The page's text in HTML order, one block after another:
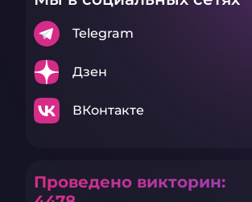
Telegram
Дзен
ВКонтакте
Проведено викторин: